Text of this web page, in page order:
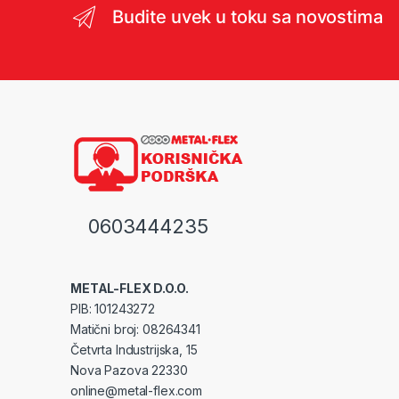
Budite uvek u toku sa novostima
0603444235
METAL-FLEX D.O.O.
PIB: 101243272
Matični broj: 08264341
Četvrta Industrijska, 15
Nova Pazova 22330
online@metal-flex.com